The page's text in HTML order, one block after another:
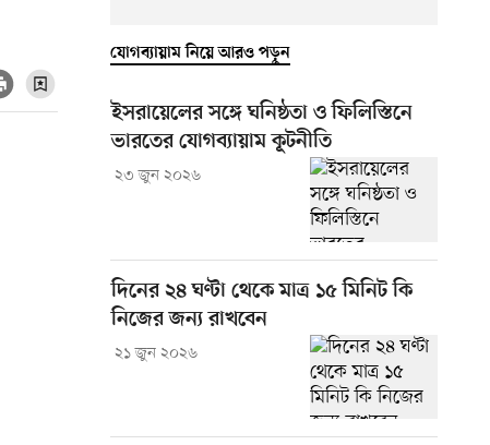
যোগব্যায়াম নিয়ে আরও পড়ুন
ইসরায়েলের সঙ্গে ঘনিষ্ঠতা ও ফিলিস্তিনে
ভারতের যোগব্যায়াম কূটনীতি
২৩ জুন ২০২৬
দিনের ২৪ ঘণ্টা থেকে মাত্র ১৫ মিনিট কি
নিজের জন্য রাখবেন
২১ জুন ২০২৬